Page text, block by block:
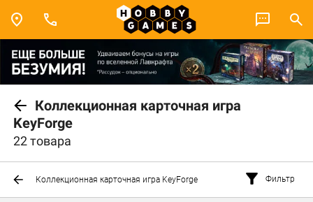
Коллекционная карточная игра
KeyForge
22 товара
Коллекционная карточная игра KeyForge Фильтр